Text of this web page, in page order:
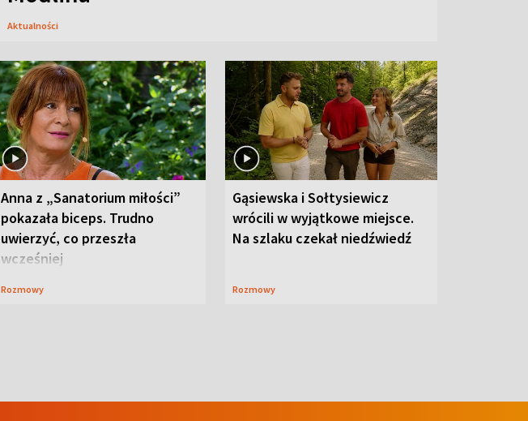
Aktualności
Anna z „Sanatorium miłości”
pokazała biceps. Trudno
uwierzyć, co przeszła
wcześniej
Rozmowy
Gąsiewska i Sołtysiewicz
wrócili w wyjątkowe miejsce.
Na szlaku czekał niedźwiedź
Rozmowy